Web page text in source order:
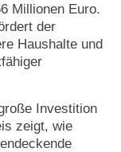
Millionen Euro.
der
Haushalte und
Investition
zeigt, wie